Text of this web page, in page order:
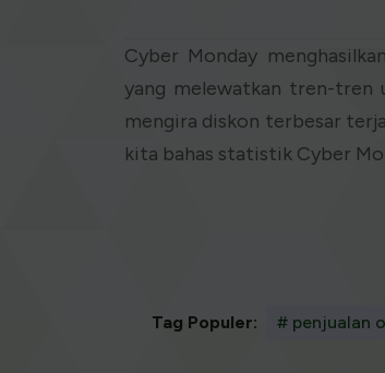
Cyber Monday
yang melewatkan tren-tren
mengira diskon terbesar
kita bahas statistik Cyber
Tag Populer: # penjualan